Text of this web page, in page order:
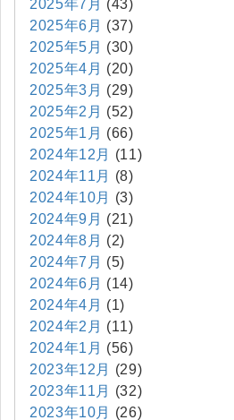
2025年7月 (43)
2025年6月 (37)
2025年5月 (30)
2025年4月 (20)
2025年3月 (29)
2025年2月 (52)
2025年1月 (66)
2024年12月
(11)
2024年11月
(8)
2024年10月
(3)
2024年9月 (21)
2024年8月 (2)
2024年7月 (5)
2024年6月 (14)
2024年4月 (1)
2024年2月 (11)
2024年1月 (56)
2023年12月
(29)
2023年11月
(32)
2023年10月
(26)